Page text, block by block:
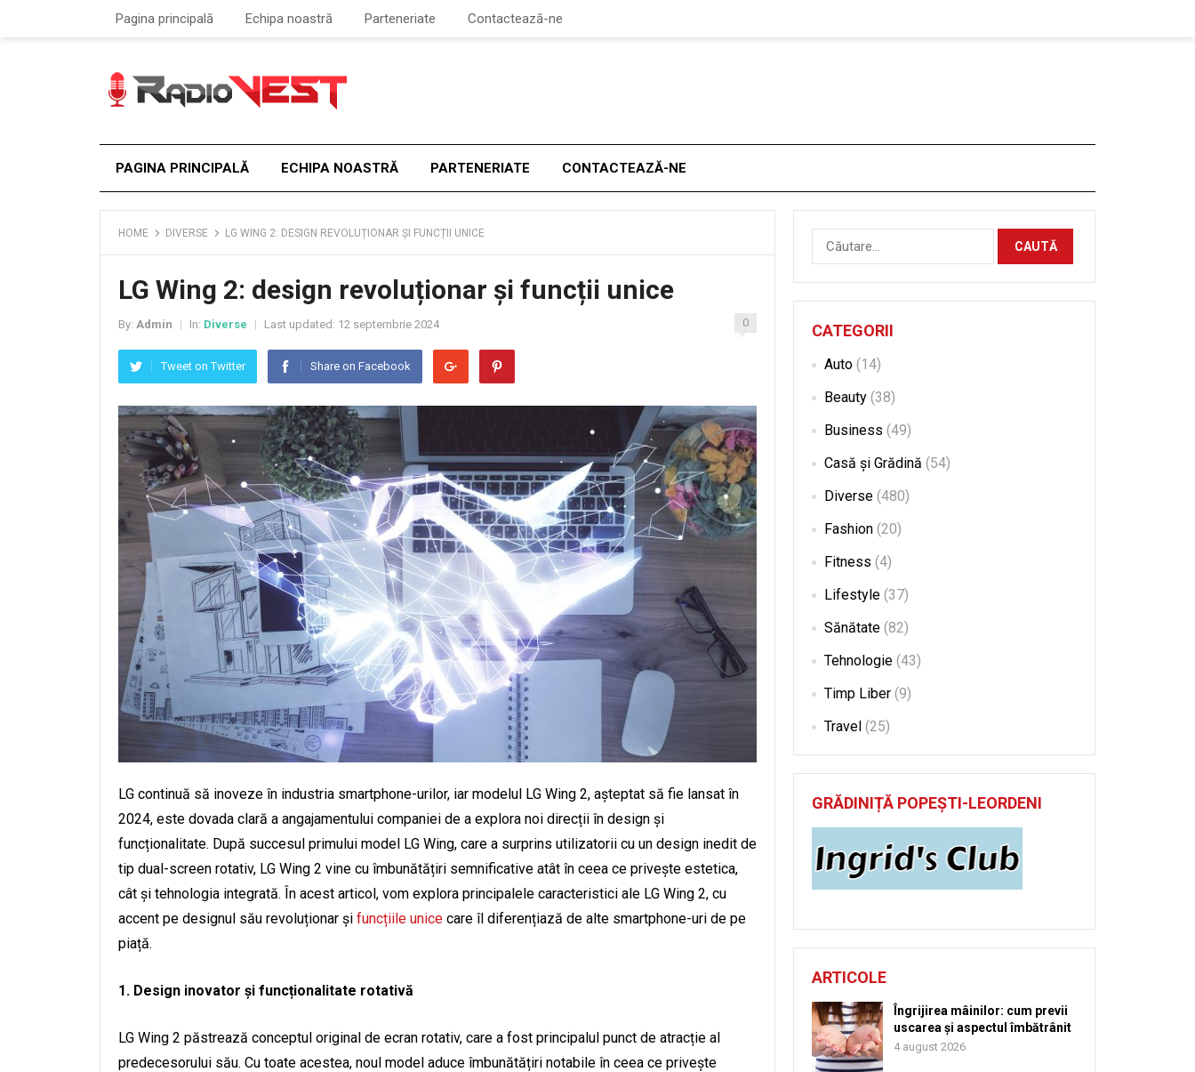
Pagina principală Echipa noastră Parteneriate Contactează-ne
PAGINA PRINCIPALĂ ECHIPA NOASTRĂ PARTENERIATE CONTACTEAZĂ-NE
HOME DIVERSE LG WING 2: DESIGN REVOLUȚIONAR ȘI FUNCȚII UNICE
LG Wing 2: design revoluționar și funcții unice
By: Admin In: Diverse Last updated: 12 septembrie 2024 0
Tweet on Twitter Share on Facebook
LG continuă să inoveze în industria smartphone-urilor, iar modelul LG Wing 2, așteptat să fie lansat în
2024, este dovada clară a angajamentului companiei de a explora noi direcții în design și
funcționalitate. După succesul primului model LG Wing, care a surprins utilizatorii cu un design inedit de
tip dual-screen rotativ, LG Wing 2 vine cu îmbunătățiri semnificative atât în ceea ce privește estetica,
cât și tehnologia integrată. În acest articol, vom explora principalele caracteristici ale LG Wing 2, cu
accent pe designul său revoluționar și funcțiile unice care îl diferențiază de alte smartphone-uri de pe
piață.
1. Design inovator și funcționalitate rotativă
LG Wing 2 păstrează conceptul original de ecran rotativ, care a fost principalul punct de atracție al
predecesorului său. Cu toate acestea, noul model aduce îmbunătățiri notabile în ceea ce privește
Caută
după:
CATEGORII
Auto (14)
Beauty (38)
Business (49)
Casă și Grădină (54)
Diverse (480)
Fashion (20)
Fitness (4)
Lifestyle (37)
Sănătate (82)
Tehnologie (43)
Timp Liber (9)
Travel (25)
GRĂDINIȚĂ POPEȘTI-LEORDENI
ARTICOLE
Îngrijirea mâinilor: cum previi
uscarea și aspectul îmbătrânit
4 august 2026